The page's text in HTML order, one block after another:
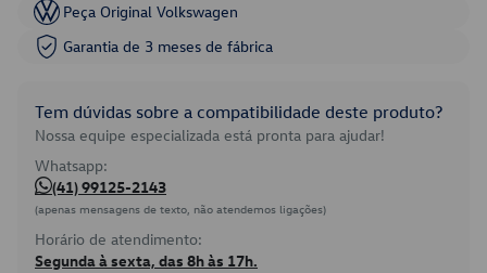
Peça Original Volkswagen
Garantia de 3 meses de fábrica
Tem dúvidas sobre a compatibilidade deste produto?
Nossa equipe especializada está pronta para ajudar!
Whatsapp:
(41) 99125-2143
(apenas mensagens de texto, não atendemos ligações)
Horário de atendimento:
Segunda à sexta, das 8h às 17h.